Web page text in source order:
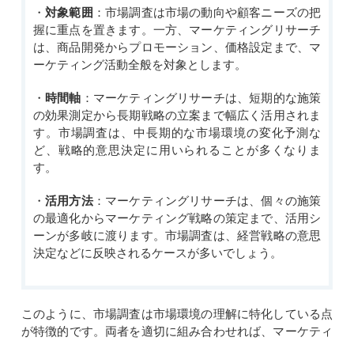
・対象範囲 ：市場調査は市場の動向や顧客ニーズの把
握に重点を置きます。一方、マーケティングリサーチ
は、商品開発からプロモーション、価格設定まで、マ
ーケティング活動全般を対象とします。
・ 時間軸 ：マーケティングリサーチは、短期的な施策
の効果測定から長期戦略の立案まで幅広く活用されま
す。市場調査は、中長期的な市場環境の変化予測な
ど、戦略的意思決定に用いられることが多くなりま
す。
・活用方法：マーケティングリサーチは、個々の施策
の最適化からマーケティング戦略の策定まで、活用シ
ーンが多岐に渡ります。市場調査は、経営戦略の意思
決定などに反映されるケースが多いでしょう。
このように、市場調査は市場環境の理解に特化している点
が特徴的です。両者を適切に組み合わせれば、 マーケティ